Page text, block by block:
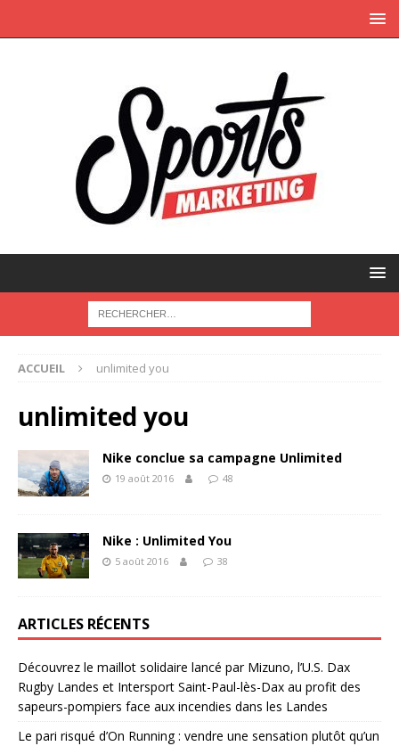
ACCUEIL unlimited you
unlimited you
Nike conclue sa campagne Unlimited
19 août 2016 48
Nike : Unlimited You
5 août 2016 38
ARTICLES RÉCENTS
Découvrez le maillot solidaire lancé par Mizuno, l’U.S. Dax
Rugby Landes et Intersport Saint-Paul-lès-Dax au profit des
sapeurs-pompiers face aux incendies dans les Landes
Le pari risqué d’On Running : vendre une sensation plutôt qu’un